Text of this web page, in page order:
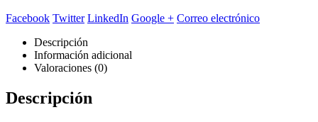
Facebook Twitter LinkedIn Google + Correo electrónico
Descripción
Información adicional
Valoraciones (0)
Descripción